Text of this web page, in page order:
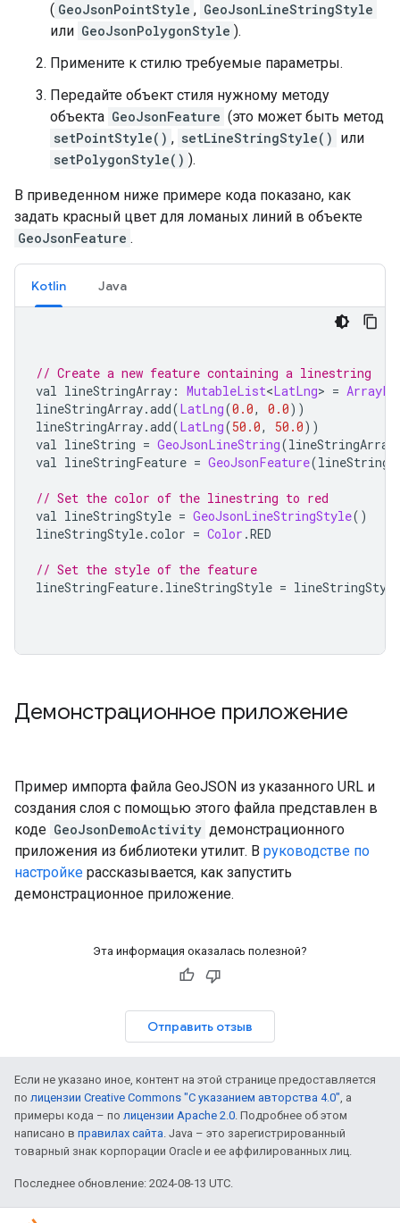
( GeoJsonPointStyle , GeoJsonLineStringStyle
или GeoJsonPolygonStyle ).
Примените к стилю требуемые параметры.
Передайте объект стиля нужному методу
объекта GeoJsonFeature (это может быть метод
setPointStyle() , setLineStringStyle() или
setPolygonStyle() ).
В приведенном ниже примере кода показано, как
задать красный цвет для ломаных линий в объекте
GeoJsonFeature .
Kotlin Java
// Create a new feature containing a linestring
val lineStringArray : MutableList<LatLng> =
lineStringArray.add(LatLng(0.0, 0.0))
lineStringArray.add(LatLng(50.0, 50.0))
val lineString = GeoJsonLineString(lineStringArray
val lineStringFeature = GeoJsonFeature(lineString
// Set the color of the linestring to red
val lineStringStyle = GeoJsonLineStringStyle()
lineStringStyle.color = Color .RED
// Set the style of the feature
lineStringFeature. lineStringStyle = lineStringStyle
Демонстрационное приложение
Пример импорта файла GeoJSON из указанного URL и
создания слоя с помощью этого файла представлен в
коде GeoJsonDemoActivity демонстрационного
приложения из библиотеки утилит. В руководстве по
настройке рассказывается, как запустить
демонстрационное приложение.
Эта информация оказалась полезной?
Отправить отзыв
Если не указано иное, контент на этой странице предоставляется
по лицензии Creative Commons "С указанием авторства 4.0", а
примеры кода – по лицензии Apache 2.0. Подробнее об этом
написано в правилах сайта. Java – это зарегистрированный
товарный знак корпорации Oracle и ее аффилированных лиц.
Последнее обновление: 2024-08-13 UTC.